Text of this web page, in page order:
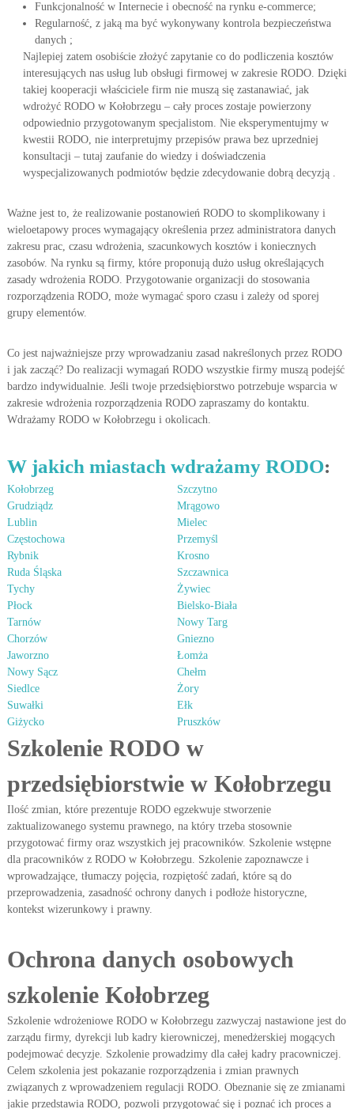
Funkcjonalność w Internecie i obecność na rynku e-commerce;
Regularność, z jaką ma być wykonywany kontrola bezpieczeństwa
danych ;
Najlepiej zatem osobiście złożyć zapytanie co do podliczenia kosztów
interesujących nas usług lub obsługi firmowej w zakresie RODO. Dzięki
takiej kooperacji właściciele firm nie muszą się zastanawiać, jak
wdrożyć RODO w Kołobrzegu – cały proces zostaje powierzony
odpowiednio przygotowanym specjalistom. Nie eksperymentujmy w
kwestii RODO, nie interpretujmy przepisów prawa bez uprzedniej
konsultacji – tutaj zaufanie do wiedzy i doświadczenia
wyspecjalizowanych podmiotów będzie zdecydowanie dobrą decyzją .
Ważne jest to, że realizowanie postanowień RODO to skomplikowany i
wieloetapowy proces wymagający określenia przez administratora danych
zakresu prac, czasu wdrożenia, szacunkowych kosztów i koniecznych
zasobów. Na rynku są firmy, które proponują dużo usług określających
zasady wdrożenia RODO. Przygotowanie organizacji do stosowania
rozporządzenia RODO, może wymagać sporo czasu i zależy od sporej
grupy elementów.
Co jest najważniejsze przy wprowadzaniu zasad nakreślonych przez RODO
i jak zacząć? Do realizacji wymagań RODO wszystkie firmy muszą podejść
bardzo indywidualnie. Jeśli twoje przedsiębiorstwo potrzebuje wsparcia w
zakresie wdrożenia rozporządzenia RODO zapraszamy do kontaktu.
Wdrażamy RODO w Kołobrzegu i okolicach.
W jakich miastach wdrażamy RODO:
Kołobrzeg
Grudziądz
Lublin
Częstochowa
Rybnik
Ruda Śląska
Tychy
Płock
Tarnów
Chorzów
Jaworzno
Nowy Sącz
Siedlce
Suwałki
Giżycko
Szczytno
Mrągowo
Mielec
Przemyśl
Krosno
Szczawnica
Żywiec
Bielsko-Biała
Nowy Targ
Gniezno
Łomża
Chełm
Żory
Ełk
Pruszków
Szkolenie RODO w
przedsiębiorstwie w Kołobrzegu
Ilość zmian, które prezentuje RODO egzekwuje stworzenie
zaktualizowanego systemu prawnego, na który trzeba stosownie
przygotować firmy oraz wszystkich jej pracowników. Szkolenie wstępne
dla pracowników z RODO w Kołobrzegu. Szkolenie zapoznawcze i
wprowadzające, tłumaczy pojęcia, rozpiętość zadań, które są do
przeprowadzenia, zasadność ochrony danych i podłoże historyczne,
kontekst wizerunkowy i prawny.
Ochrona danych osobowych
szkolenie Kołobrzeg
Szkolenie wdrożeniowe RODO w Kołobrzegu zazwyczaj nastawione jest do
zarządu firmy, dyrekcji lub kadry kierowniczej, menedżerskiej mogących
podejmować decyzje. Szkolenie prowadzimy dla całej kadry pracowniczej.
Celem szkolenia jest pokazanie rozporządzenia i zmian prawnych
związanych z wprowadzeniem regulacji RODO. Obeznanie się ze zmianami
jakie przedstawia RODO, pozwoli przygotować się i poznać ich proces a